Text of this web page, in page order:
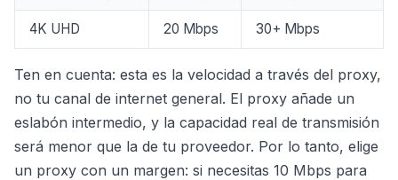
4K UHD 20 Mbps 30+ Mbps
Ten en cuenta: esta es la velocidad a través del proxy,
no tu canal de internet general. El proxy añade un
eslabón intermedio, y la capacidad real de transmisión
será menor que la de tu proveedor. Por lo tanto, elige
un proxy con un margen: si necesitas 10 Mbps para